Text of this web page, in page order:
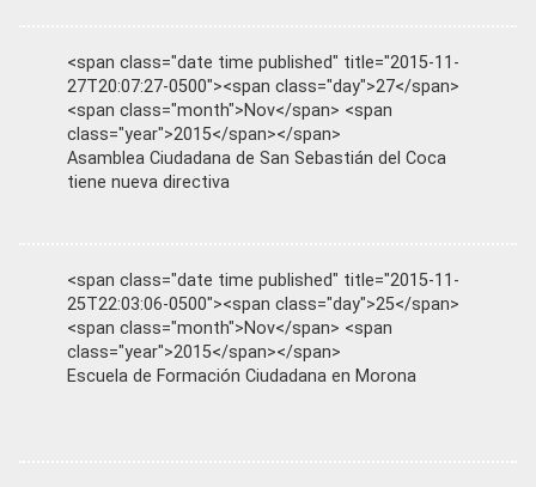
<span class="date time published" title="2015-11-
27T20:07:27-0500"><span class="day">27</span>
<span class="month">Nov</span> <span
class="year">2015</span></span>
Asamblea Ciudadana de San Sebastián del Coca
tiene nueva directiva
<span class="date time published" title="2015-11-
25T22:03:06-0500"><span class="day">25</span>
<span class="month">Nov</span> <span
class="year">2015</span></span>
Escuela de Formación Ciudadana en Morona